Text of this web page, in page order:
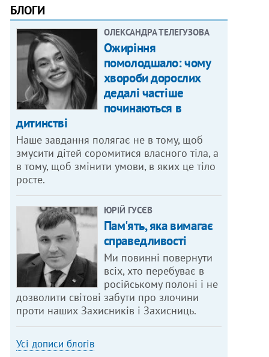
БЛОГИ
ОЛЕКСАНДРА ТЕЛЕГУЗОВА
Ожиріння
помолодшало: чому
хвороби дорослих
дедалі частіше
починаються в
дитинстві
Наше завдання полягає не в тому, щоб
змусити дітей соромитися власного тіла, а
в тому, щоб змінити умови, в яких це тіло
росте.
ЮРІЙ ГУСЄВ
Пам'ять, яка вимагає
справедливості
Ми повинні повернути
всіх, хто перебуває в
російському полоні і не
дозволити світові забути про злочини
проти наших Захисників і Захисниць.
Усі дописи блогів